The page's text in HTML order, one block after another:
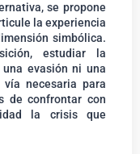
se propone
la experiencia
simbólica.
estudiar la
evasión ni una
vía necesaria para
de confrontar con
la crisis que